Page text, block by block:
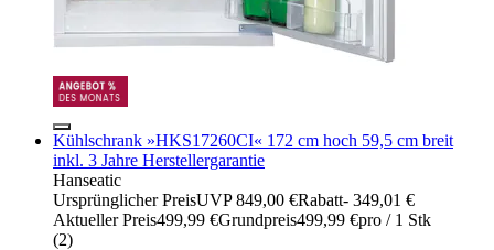
Kühlschrank »HKS17260CI« 172 cm hoch 59,5 cm breit
inkl. 3 Jahre Herstellergarantie
Hanseatic
Ursprünglicher PreisUVP 849,00 €Rabatt- 349,01 €
Aktueller Preis499,99 €Grundpreis499,99 €pro / 1 Stk
(2)